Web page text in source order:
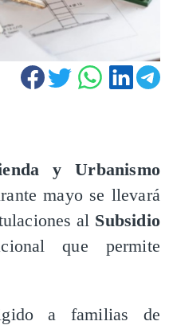
y Urbanismo
mayo se llevará
al Subsidio
que permite
a familias de